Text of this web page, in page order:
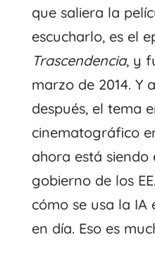
que saliera la
escucharlo, es el
Trascendencia, y
marzo de 2014. Y
después, el tema
cinematográfico
ahora está
gobierno de los
cómo se usa la IA
en día. Eso es